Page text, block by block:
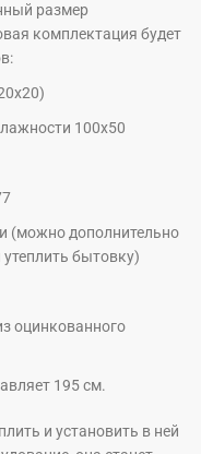
размер
комплектация будет
100х50
(можно дополнительно
бытовку)
оцинкованного
195 см.
и установить в ней